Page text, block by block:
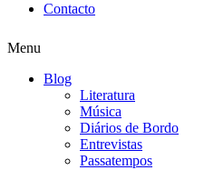
Contacto
Menu
Blog
Literatura
Música
Diários de Bordo
Entrevistas
Passatempos